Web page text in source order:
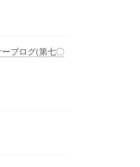
ブログ(第七〇